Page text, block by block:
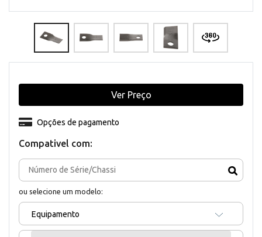
Compativel com:
ou selecione um modelo:
Equipamento
Opções de pagamento
Ver Preço